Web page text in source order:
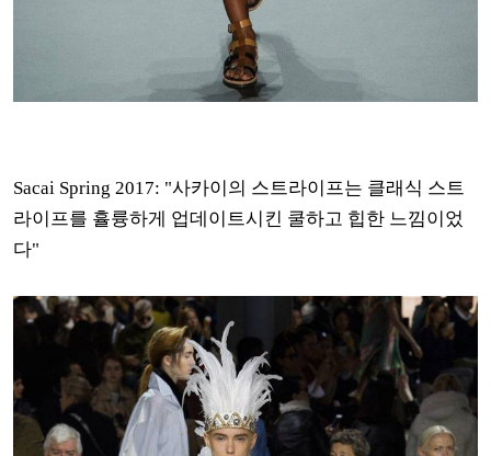
Sacai Spring 2017: "사카이의 스트라이프는 클래식 스트
라이프를 휼륭하게 업데이트시킨 쿨하고 힙한 느낌이었
다"